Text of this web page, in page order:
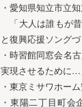
・愛知県知立市立
「大人は誰もが
と復興応援ソングづ
・時習館同窓会名
実現させるために…
・東京ミサワホー
・東陽二丁目町